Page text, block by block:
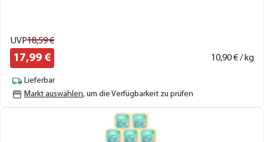
UVP18,59€
17,99 € 10,90€ / kg
Lieferbar
Markt auswählen, um die Verfügbarkeit zu prüfen